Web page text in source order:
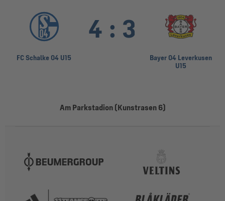
FC Schalke 04 U15
4 : 3
Bayer 04 Leverkusen
U15
Am Parkstadion (Kunstrasen 6)